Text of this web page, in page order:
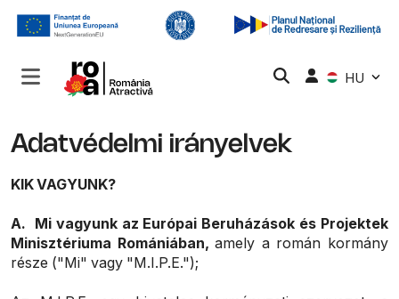
HU
Adatvédelmi irányelvek
KIK VAGYUNK?
A. Mi vagyunk az Európai Beruházások és Projektek
Minisztériuma Romániában,amely a román kormány
része ("Mi" vagy "M.I.P.E.");